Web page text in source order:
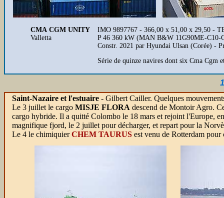
CMA CGM UNITY
Valletta
IMO 9897767 - 366,00 x 51,00 x 29,50 -
P 46 360 kW (MAN B&W 11G90ME-C10-
Constr. 2021 par Hyundai Ulsan (Corée) -
Série de quinze navires dont six Cma Cgm
Saint-Nazaire et l'estuaire - Gilbert Cailler. Quelques
Le 3 juillet le cargo MISJE FLORA descend de Montoir Agro.
cargo hybride. Il a quitté Colombo le 18 mars et rejoint l'Europe,
magnifique fjord, le 2 juillet pour décharger, et repart pour la
Le 4 le chimiquier CHEM TAURUS est venu de Rotterdam